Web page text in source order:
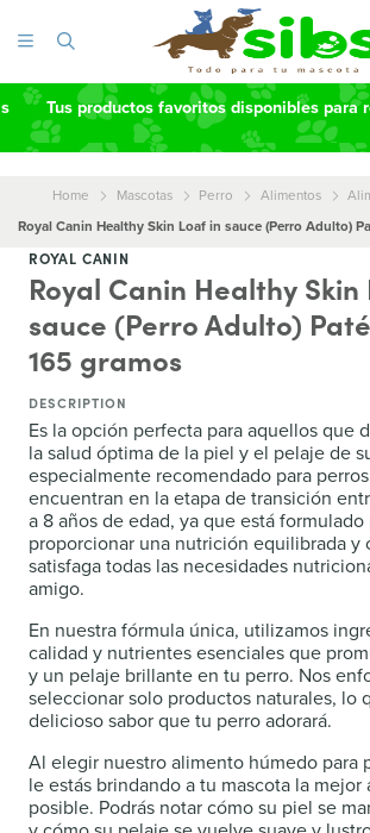
Tus productos favoritos disponibles para
Home Mascotas Perro Alimentos
Royal Canin Healthy Skin Loaf in sauce (Perro Adulto)
ROYAL CANIN
Royal Canin Healthy Skin
sauce (Perro Adulto)
165 gramos
DESCRIPTION
Es la opción perfecta para aquellos que
la salud óptima de la piel y el pelaje de
especialmente recomendado para
encuentran en la etapa de transición
a 8 años de edad, ya que está formulado
proporcionar una nutrición equilibrada y
satisfaga todas las necesidades
amigo.
En nuestra fórmula única, utilizamos
calidad y nutrientes esenciales que
y un pelaje brillante en tu perro. Nos
seleccionar solo productos naturales, lo
delicioso sabor que tu perro adorará.
Al elegir nuestro alimento húmedo para
le estás brindando a tu mascota la
posible. Podrás notar cómo su piel se